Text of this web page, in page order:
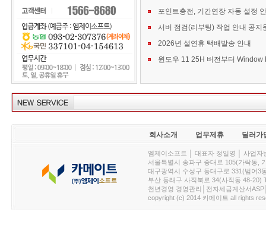
포인트충전, 기간연장 자동 설정
서버 점검(리부팅) 작업 안내 공지
2026년 설연휴 택배발송 안내
회사소개 업무제휴 딜러가
엠제이소프트 │ 대표자 정일영 │ 사업
서울특별시 송파구 중대로 105(가락동,
대구광역시 수성구 동대구로 331(범어3
부산 동래구 사직북로 34(사직동 48-20)
천년경영 경영관리│전자세금계산서
copyright (c) 2014 카메이트 all rights